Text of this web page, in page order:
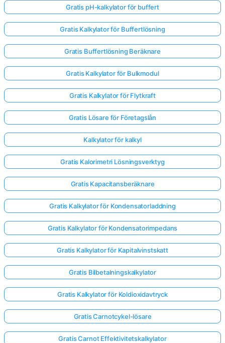
Gratis pH-kalkylator för buffert
Gratis Kalkylator för Buffertlösning
Gratis Buffertlösning Beräknare
Gratis Kalkylator för Bulkmodul
Gratis Kalkylator för Flytkraft
Gratis Lösare för Företagslån
Kalkylator för kalkyl
Gratis Kalorimetri Lösningsverktyg
Gratis Kapacitansberäknare
Gratis Kalkylator för Kondensatorladdning
Gratis Kalkylator för Kondensatorimpedans
Gratis Kalkylator för Kapitalvinstskatt
Gratis Bilbetalningskalkylator
Gratis Kalkylator för Koldioxidavtryck
Gratis Carnotcykel-lösare
Gratis Carnot Effektivitetskalkylator